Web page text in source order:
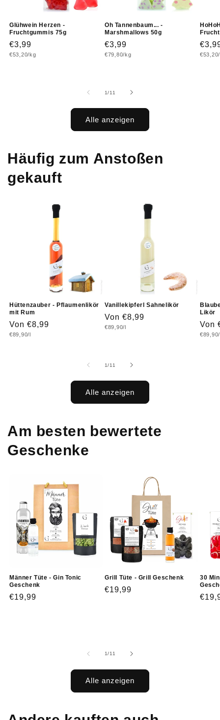
Glühwein Herzen -
Fruchtgummis 75g
Normaler
Preis
€3,99
Grundpreis
€53,20/kg
Oh Tannenbaum... -
Marshmallows 50g
Normaler
Preis
€3,99
Grundpreis
€79,80/kg
Preis
1/von
11
Alle anzeigen
Häufig zum Anstoßen
gekauft
Hüttenzauber - Pflaumenlikör
mit Rum
Normaler
Preis
Von €8,99
Grundpreis
€89,90/l
Vanillekipferl Sahnelikör
Normaler
Preis
Von €8,99
Grundpreis
€89,90/l
Likör
Preis
Von
1/von
11
Alle anzeigen
Am besten bewertete
Geschenke
Männer Tüte - Gin Tonic
Geschenk
Normaler
€19,99
Grill Tüte - Grill Geschenk
Normaler
€19,99
30
1/von
11
Alle anzeigen